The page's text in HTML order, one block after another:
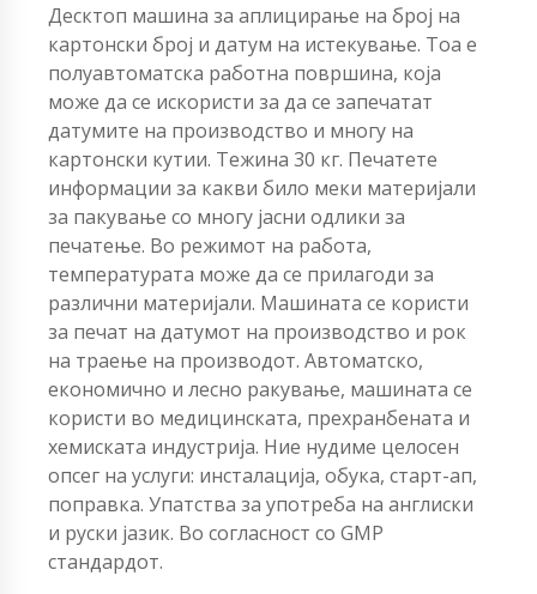
Десктоп машина за аплицирање на број на
картонски број и датум на истекување. Тоа е
полуавтоматска работна површина, која
може да се искористи за да се запечатат
датумите на производство и многу на
картонски кутии. Тежина 30 кг. Печатете
информации за какви било меки материјали
за пакување со многу јасни одлики за
печатење. Во режимот на работа,
температурата може да се прилагоди за
различни материјали. Машината се користи
за печат на датумот на производство и рок
на траење на производот. Автоматско,
економично и лесно ракување, машината се
користи во медицинската, прехранбената и
хемиската индустрија. Ние нудиме целосен
опсег на услуги: инсталација, обука, старт-ап,
поправка. Упатства за употреба на англиски
и руски јазик. Во согласност со GMP
стандардот.